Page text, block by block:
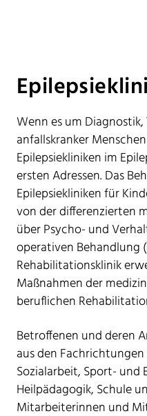
Wenn es um
anfallskranker
Epilepsiekliniken im
ersten Adressen. Das
Epilepsiekliniken für
von der differenzierten
über Psycho- und
operativen Behandlung
Rehabilitationsklinik
Maßnahmen der
beruflichen
Betroffenen und deren
aus den
Sozialarbeit, Sport- und
Heilpädagogik, Schule
Mitarbeiterinnen und